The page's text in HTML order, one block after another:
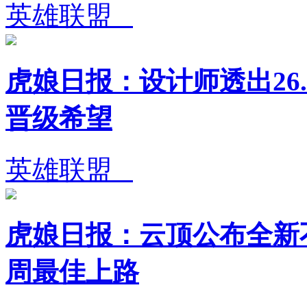
英雄联盟
虎娘日报：设计师透出
晋级希望
英雄联盟
虎娘日报：云顶公布全
周最佳上路